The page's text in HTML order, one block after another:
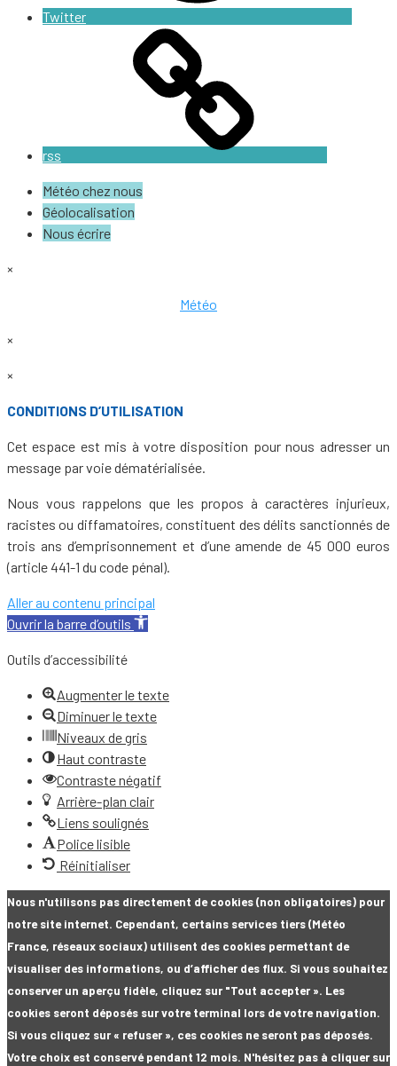
Twitter
rss
Météo chez nous
Géolocalisation
Nous écrire
×
Météo
×
×
CONDITIONS D’UTILISATION
Cet espace est mis à votre disposition pour nous adresser un
message par voie dématérialisée.
Nous vous rappelons que les propos à caractères injurieux,
racistes ou diffamatoires, constituent des délits sanctionnés de
trois ans d’emprisonnement et d’une amende de 45 000 euros
(article 441-1 du code pénal).
Aller au contenu principal
Ouvrir la barre d’outils
Outils d’accessibilité
Augmenter le texte
Diminuer le texte
Niveaux de gris
Haut contraste
Contraste négatif
Arrière-plan clair
Liens soulignés
Police lisible
Réinitialiser
Nous n'utilisons pas directement de cookies (non obligatoires) pour
notre site internet. Cependant, certains services tiers (Météo
France, réseaux sociaux) utilisent des cookies permettant de
visualiser des informations, ou d’afficher des flux. Si vous souhaitez
conserver un aperçu fidèle, cliquez sur "Tout accepter ». Les
cookies seront déposés sur votre terminal lors de votre navigation.
Si vous cliquez sur « refuser », ces cookies ne seront pas déposés.
Votre choix est conservé pendant 12 mois. N'hésitez pas à cliquer sur